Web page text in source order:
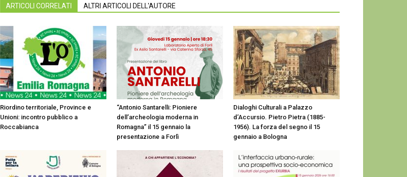
ARTICOLI CORRELATI ALTRI ARTICOLI DELL'AUTORE
Riordino territoriale, Province e
Unioni: incontro pubblico a
Roccabianca
“Antonio Santarelli: Pioniere
dell’archeologia moderna in
Romagna” il 15 gennaio la
presentazione a Forlì
Dialoghi Culturali a Palazzo
d’Accursio. Pietro Pietra (1885-
1956). La forza del segno il 15
gennaio a Bologna